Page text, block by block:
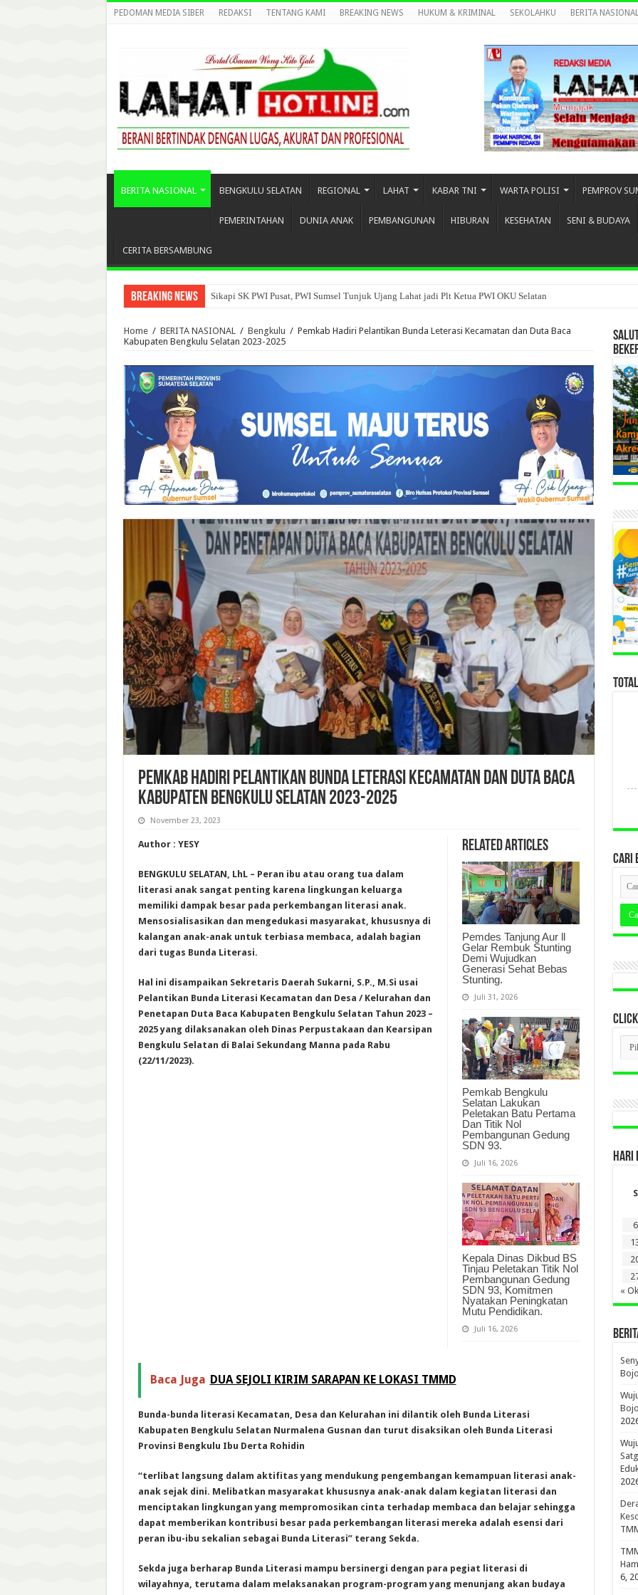
PEDOMAN MEDIA SIBER REDAKSI TENTANG KAMI BREAKING NEWS HUKUM & KRIMINAL SEKOLAHKU BERITA
BERITA NASIONAL BENGKULU SELATAN REGIONAL LAHAT KABAR TNI WARTA POLISI PEMPROV
PEMERINTAHAN DUNIA ANAK PEMBANGUNAN HIBURAN KESEHATAN SENI & BUDAYA
CERITA BERSAMBUNG
Breaking News Sikapi SK PWI Pusat, PWI Sumsel Tunjuk Ujang Lahat jadi Plt Ketua PWI OKU Selatan
Home / BERITA NASIONAL / Bengkulu / Pemkab Hadiri Pelantikan Bunda Leterasi Kecamatan dan Duta Baca
Kabupaten Bengkulu Selatan 2023-2025
Pemkab Hadiri Pelantikan Bunda Leterasi Kecamatan dan Duta Baca
Kabupaten Bengkulu Selatan 2023-2025
November 23, 2023
Related Articles
Pemdes Tanjung Aur ll
Gelar Rembuk Stunting
Demi Wujudkan
Generasi Sehat Bebas
Stunting.
Juli 31, 2026
Pemkab Bengkulu
Selatan Lakukan
Peletakan Batu Pertama
Dan Titik Nol
Pembangunan Gedung
SDN 93.
Juli 16, 2026
Kepala Dinas Dikbud BS
Tinjau Peletakan Titik Nol
Pembangunan Gedung
SDN 93, Komitmen
Nyatakan Peningkatan
Mutu Pendidikan.
Juli 16, 2026
Author : YESY
BENGKULU SELATAN, LhL – Peran ibu atau orang tua dalam
literasi anak sangat penting karena lingkungan keluarga
memiliki dampak besar pada perkembangan literasi anak.
Mensosialisasikan dan mengedukasi masyarakat, khususnya di
kalangan anak-anak untuk terbiasa membaca, adalah bagian
dari tugas Bunda Literasi.
Hal ini disampaikan Sekretaris Daerah Sukarni, S.P., M.Si usai
Pelantikan Bunda Literasi Kecamatan dan Desa / Kelurahan dan
Penetapan Duta Baca Kabupaten Bengkulu Selatan Tahun 2023 –
2025 yang dilaksanakan oleh Dinas Perpustakaan dan Kearsipan
Bengkulu Selatan di Balai Sekundang Manna pada Rabu
(22/11/2023).
Baca Juga DUA SEJOLI KIRIM SARAPAN KE LOKASI TMMD
Bunda-bunda literasi Kecamatan, Desa dan Kelurahan ini dilantik oleh Bunda Literasi
Kabupaten Bengkulu Selatan Nurmalena Gusnan dan turut disaksikan oleh Bunda Literasi
Provinsi Bengkulu Ibu Derta Rohidin
“terlibat langsung dalam aktifitas yang mendukung pengembangan kemampuan literasi anak-
anak sejak dini. Melibatkan masyarakat khususnya anak-anak dalam kegiatan literasi dan
menciptakan lingkungan yang mempromosikan cinta terhadap membaca dan belajar sehingga
dapat memberikan kontribusi besar pada perkembangan literasi mereka adalah esensi dari
peran ibu-ibu sekalian sebagai Bunda Literasi” terang Sekda.
Sekda juga berharap Bunda Literasi mampu bersinergi dengan para pegiat literasi di
wilayahnya, terutama dalam melaksanakan program-program yang menunjang akan budaya
CARI
DI
HARI
S
6
«
6,